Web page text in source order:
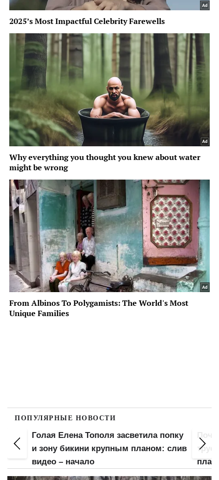
ПОПУЛЯРНЫЕ НОВОСТИ
Голая Елена Тополя засветила попку
и зону бикини крупным планом: слив
видео – начало